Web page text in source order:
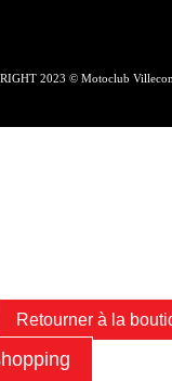
2023 © Motoclub
Retourner à la